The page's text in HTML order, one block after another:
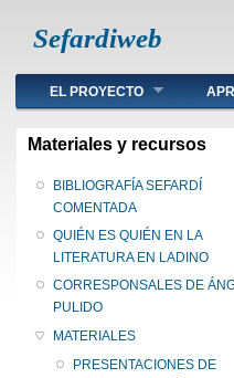
Sefardiweb
Main menu
EL PROYECTO
Materiales y recursos
BIBLIOGRAFÍA SEFARDÍ
COMENTADA
QUIÉN ES QUIÉN EN LA
LITERATURA EN LADINO
CORRESPONSALES DE
PULIDO
MATERIALES
PRESENTACIONES DE